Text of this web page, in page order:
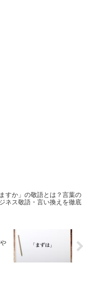
すか」の敬語とは？言葉の
ネス敬語・言い換えを徹底